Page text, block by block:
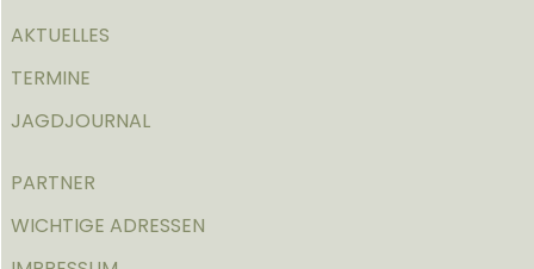
AKTUELLES
TERMINE
JAGDJOURNAL
PARTNER
WICHTIGE ADRESSEN